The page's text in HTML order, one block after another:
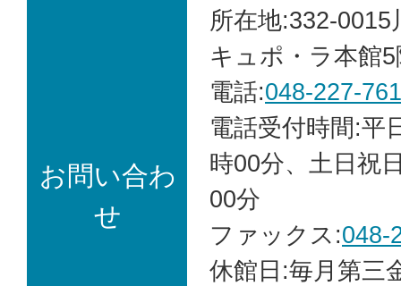
お問い合わ
せ
所在地:332-
キュポ・ラ本館
電話:048-227-
電話受付時間:平
時00分、土日祝
00分
ファックス:048-
休館日:毎月第三